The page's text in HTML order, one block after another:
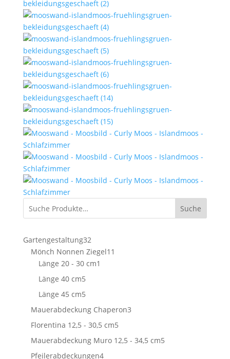
Suche
Gartengestaltung3232
Produkte
Mönch Nonnen Ziegel11
Länge 20 - 30 cm1
Länge 40 cm55
Produkte
Länge 45 cm55
Produkte
Mauerabdeckung Chaperon33
Florentina 12,5 - 30,5 cm55
Produkte
Mauerabdeckung Muro 12,5 - 34,5 cm55
Pfeilerabdeckungen44